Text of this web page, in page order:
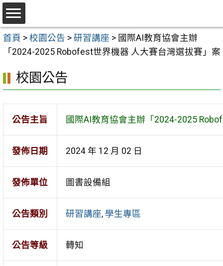
跳
至
主
區
首頁 > 校園公告 > 研習講座 > 國際AI教育協會主辦
「2024-2025 Robofest世界機器 人大賽台灣選拔賽」案
校園公告
公告主旨 國際AI教育協會主辦「2024-2025
發佈日期 2024 年 12 月 02 日
發佈單位 圖書設備組
公告類別 研習講座, 學生專區
公告等級 轉知
選
單